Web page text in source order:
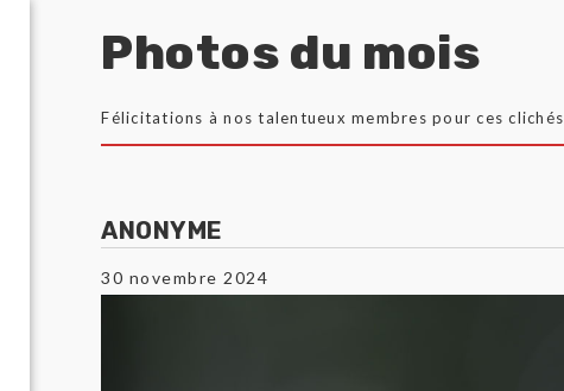
Photos du mois
Félicitations à nos talentueux membres pour ces clichés
ANONYME
30 novembre 2024